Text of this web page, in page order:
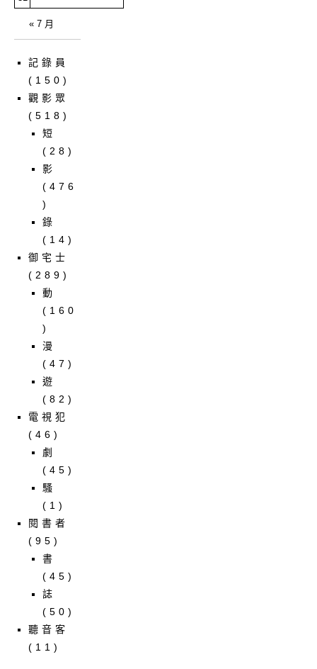
« 7 月
記錄員
(150)
觀影眾
(518)
短
(28)
影
(476
)
錄
(14)
御宅士
(289)
動
(160
)
漫
(47)
遊
(82)
電視犯
(46)
劇
(45)
騷
(1)
閱書者
(95)
書
(45)
誌
(50)
聽音客
(11)